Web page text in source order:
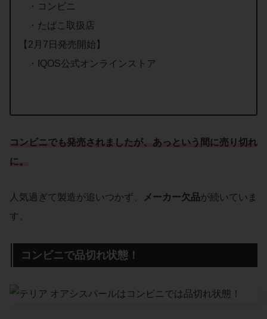
・コンビニ
・たばこ取扱店
【2月7日発売開始】
・IQOS公式オンラインストア
コンビニでも発売されましたが、あっという間に売り切れ
に。
人気過ぎて製造が追いつかず、 メーカー欠品が続いていま
す。
コンビニで品切れ状態！